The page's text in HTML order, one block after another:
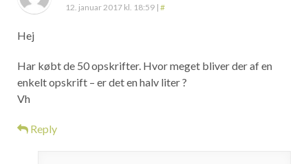
12. januar 2017 kl. 18:59 | #
Hej
Har købt de 50 opskrifter. Hvor meget bliver der af en
enkelt opskrift – er det en halv liter ?
Vh
Reply